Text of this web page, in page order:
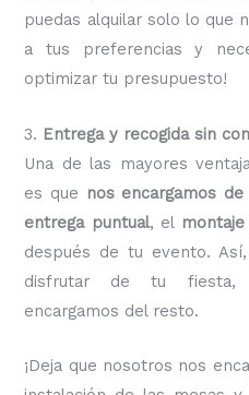
puedas alquilar solo lo que
a tus preferencias y
optimizar tu presupuesto!
3. Entrega y recogida sin
Una de las mayores
es que nos encargamos
entrega puntual, el montaje
después de tu evento.
disfrutar de tu fiesta,
encargamos del resto.
¡Deja que nosotros nos